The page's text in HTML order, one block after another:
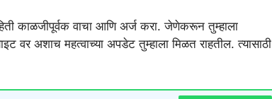
काळजीपूर्वक वाचा आणि अर्ज करा. जेणेकरून तुम्हाला
वर अशाच महत्वाच्या अपडेट तुम्हाला मिळत राहतील. त्यासाठी